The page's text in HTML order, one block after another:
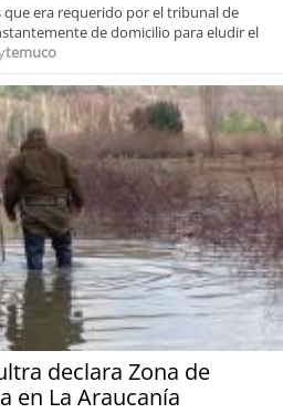
que era requerido por el tribunal de
de domicilio para eludir el
temuco
declara Zona de
en La Araucanía